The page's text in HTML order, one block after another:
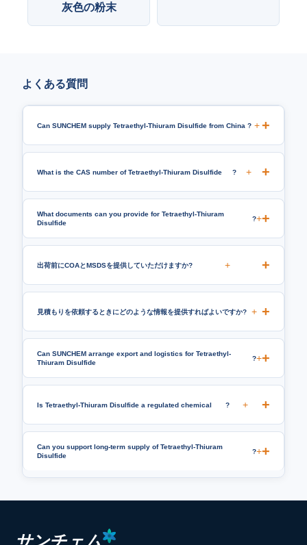
灰色の粉末
よくある質問
Can SUNCHEM supply Tetraethyl-Thiuram Disulfide from China ? +
What is the CAS number of Tetraethyl-Thiuram Disulfide ? +
What documents can you provide for Tetraethyl-Thiuram
Disulfide
?+
出荷前にCOAとMSDSを提供していただけますか? +
見積もりを依頼するときにどのような情報を提供すればよいですか? +
Can SUNCHEM arrange export and logistics for Tetraethyl-
Thiuram Disulfide
?+
Is Tetraethyl-Thiuram Disulfide a regulated chemical ? +
Can you support long-term supply of Tetraethyl-Thiuram
Disulfide
?+